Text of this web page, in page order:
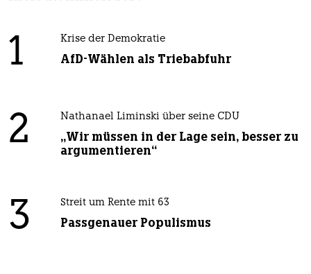
1 Krise der Demokratie
AfD-Wählen als Triebabfuhr
2 Nathanael Liminski über seine CDU
„Wir müssen in der Lage sein, besser zu
argumentieren“
3 Streit um Rente mit 63
Passgenauer Populismus